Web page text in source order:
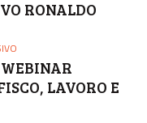
RONALDO
LAVORO E